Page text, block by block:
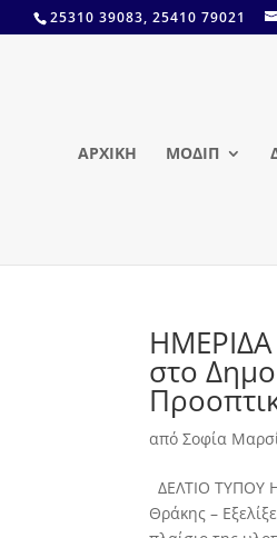
25310 39083, 25410 79021
ΑΡΧΙΚΗ ΜΟΔΙΠ
στο
απόΣοφία
ΔΕΛΤΙΟ ΤΥΠΟΥ
Θράκης –